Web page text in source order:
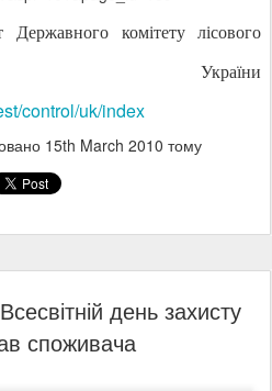
Державного комітету лісового
України
control/uk/index
15th March 2010 тому
день захисту
споживача